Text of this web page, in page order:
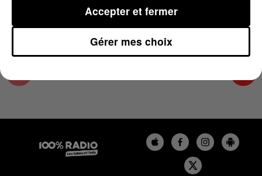
Gérer mes choix
Accepter et fermer